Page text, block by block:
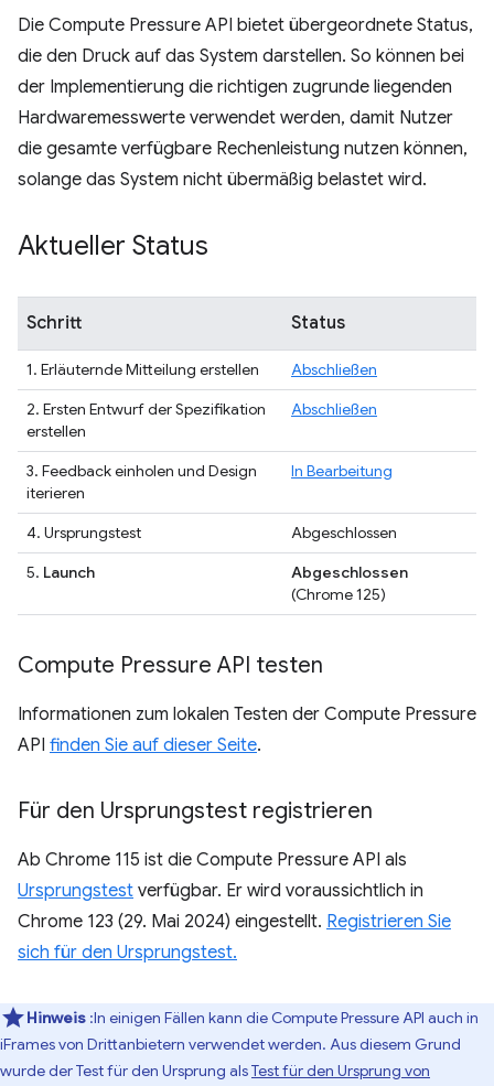
Die Compute Pressure API bietet übergeordnete Status,
die den Druck auf das System darstellen. So können bei
der Implementierung die richtigen zugrunde liegenden
Hardwaremesswerte verwendet werden, damit Nutzer
die gesamte verfügbare Rechenleistung nutzen können,
solange das System nicht übermäßig belastet wird.
Aktueller Status
Schritt Status
1. Erläuternde Mitteilung erstellen
Abschließen
2. Ersten Entwurf der Spezifikation
erstellen
Abschließen
3. Feedback einholen und Design
iterieren
In Bearbeitung
4. Ursprungstest
Abgeschlossen
5. Launch
Abgeschlossen
(Chrome 125)
Compute Pressure API testen
Informationen zum lokalen Testen der Compute Pressure
API finden Sie auf dieser Seite.
Für den Ursprungstest registrieren
Ab Chrome 115 ist die Compute Pressure API als
Ursprungstest verfügbar. Er wird voraussichtlich in
Chrome 123 (29. Mai 2024) eingestellt. Registrieren Sie
sich für den Ursprungstest.
Hinweis :In einigen Fällen kann die Compute Pressure API auch in
iFrames von Drittanbietern verwendet werden. Aus diesem Grund
wurde der Test für den Ursprung alsTest für den Ursprung von